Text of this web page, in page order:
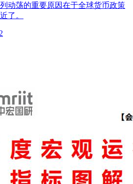
动荡的重要原因在于全球货币政策
了。